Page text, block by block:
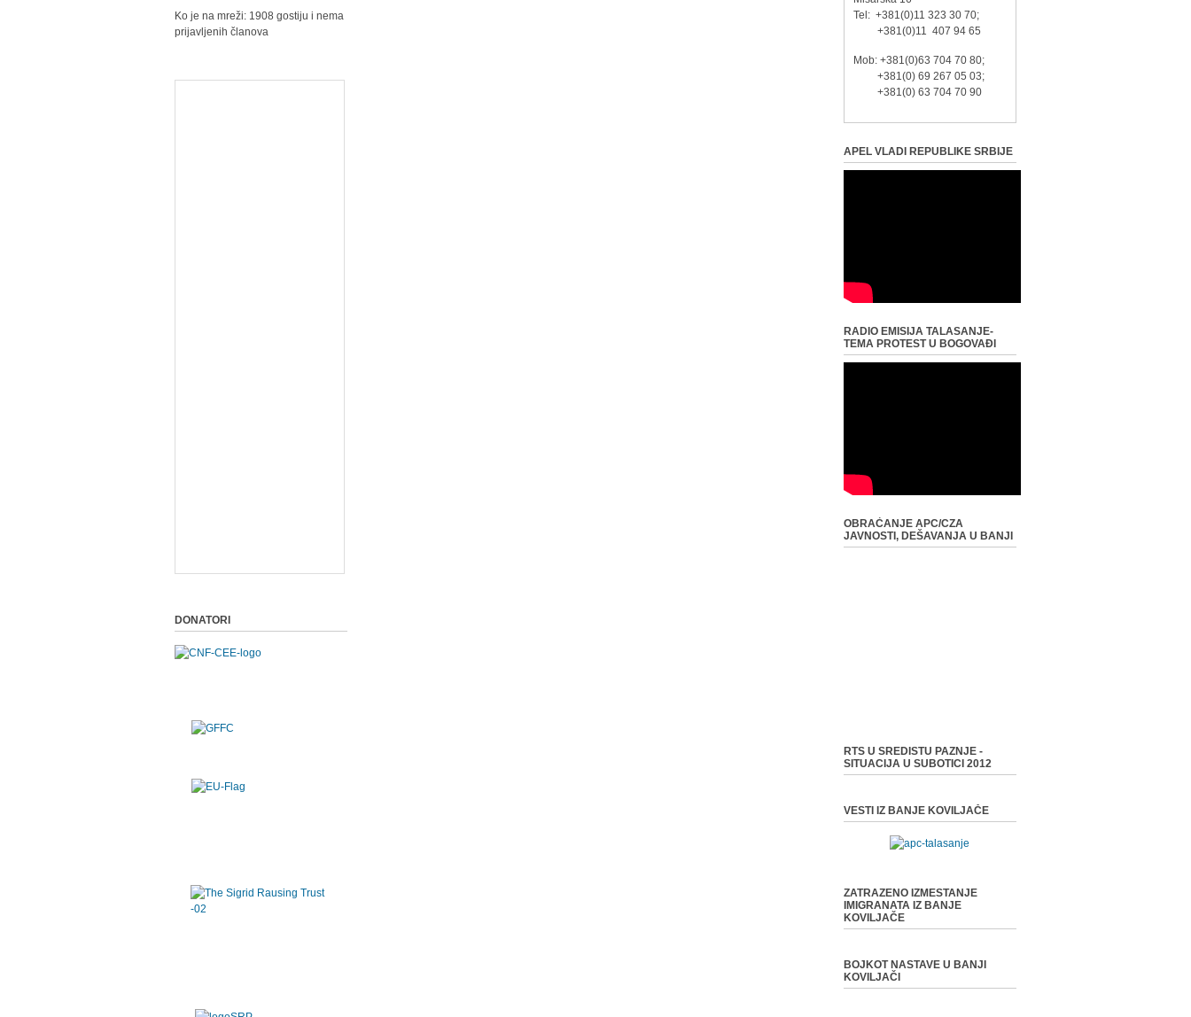
Ko je na mreži: 1908 gostiju i nema
prijavljenih članova
DONATORI
Tel: +381(0)11 323 30 70;
+381(0)11 407 94 65
Mob: +381(0)63 704 70 80;
+381(0) 69 267 05 03;
+381(0) 63 704 70 90
APEL VLADI REPUBLIKE SRBIJE
RADIO EMISIJA TALASANJE-
TEMA PROTEST U BOGOVAĐI
OBRAĆANJE APC/CZA
JAVNOSTI, DEŠAVANJA U BANJI
RTS U SREDISTU PAZNJE -
SITUACIJA U SUBOTICI 2012
VESTI IZ BANJE KOVILJAČE
ZATRAZENO IZMESTANJE
IMIGRANATA IZ BANJE
KOVILJAČE
BOJKOT NASTAVE U BANJI
KOVILJAČI